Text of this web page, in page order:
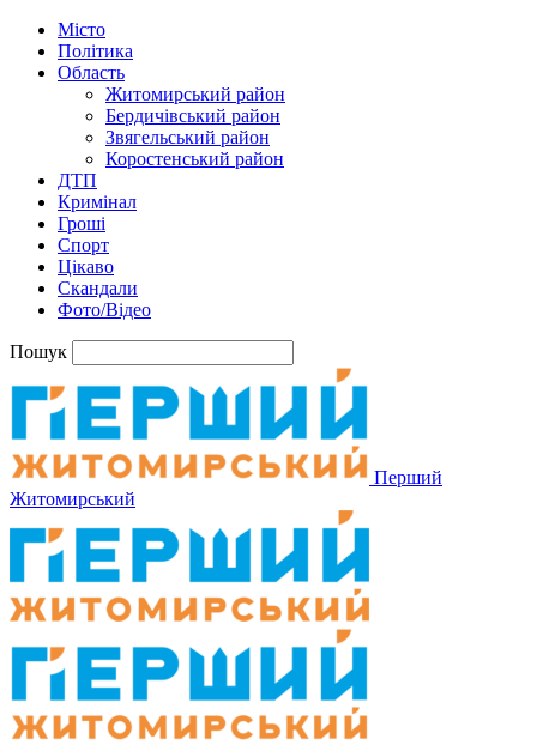
Місто
Політика
Область
Житомирський район
Бердичівський район
Звягельський район
Коростенський район
ДТП
Кримінал
Гроші
Спорт
Цікаво
Скандали
Фото/Відео
Пошук
Перший
Житомирський